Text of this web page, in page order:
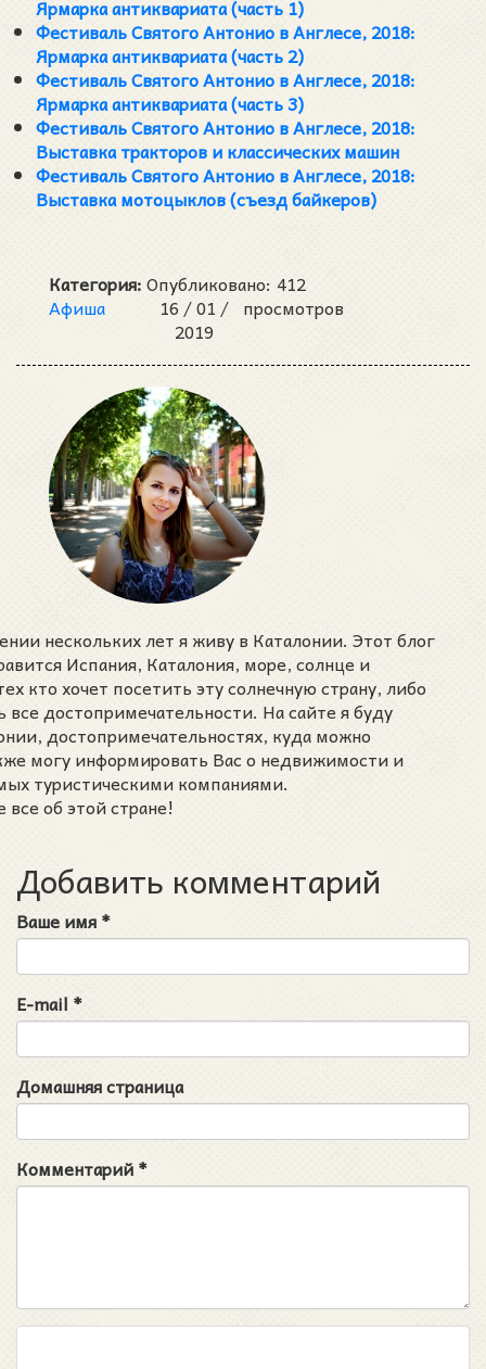
Ярмарка антиквариата (часть 1)
Фестиваль Святого Антонио в Англесе, 2018:
Ярмарка антиквариата (часть 2)
Фестиваль Святого Антонио в Англесе, 2018:
Ярмарка антиквариата (часть 3)
Фестиваль Святого Антонио в Англесе, 2018:
Выставка тракторов и классических машин
Фестиваль Святого Антонио в Англесе, 2018:
Выставка мотоцыклов (съезд байкеров)
Категория:
Афиша
Опубликовано:
16 /01 /
2019
412
просмотров
нескольких лет я живу в Каталонии. Этот блог
Испания, Каталония, море, солнце и
кто хочет посетить эту солнечную страну, либо
достопримечательности. На сайте я буду
достопримечательностях, куда можно
могу информировать Вас о недвижимости и
туристическими компаниями.
об этой стране!
Добавить комментарий
Ваше имя*
E-mail *
Домашняя страница
Комментарий*